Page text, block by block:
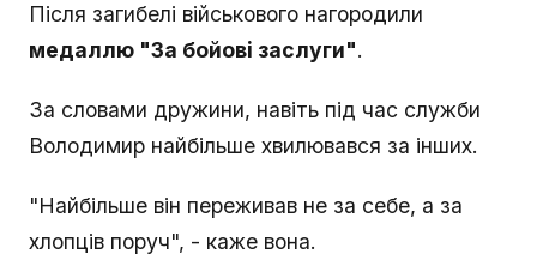
Після загибелі військового нагородили
медаллю "За бойові заслуги".
За словами дружини, навіть під час служби
Володимир найбільше хвилювався за інших.
"Найбільше він переживав не за себе, а за
хлопців поруч", - каже вона.